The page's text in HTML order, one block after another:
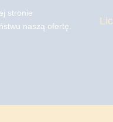
stronie
naszą ofertę.